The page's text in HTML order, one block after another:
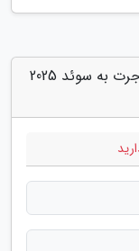
دیدگاه های مرتبط با "همه چیز درباره مهاجرت به سوئد 2025